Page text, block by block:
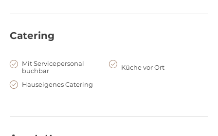
Kochshows buchen möchte, ist hier herzlich willkommen. Die
eine Menge Aufmerksamkeit mit sich.
Catering
Mit Servicepersonal
buchbar
Küche vor Ort
Hauseigenes Catering